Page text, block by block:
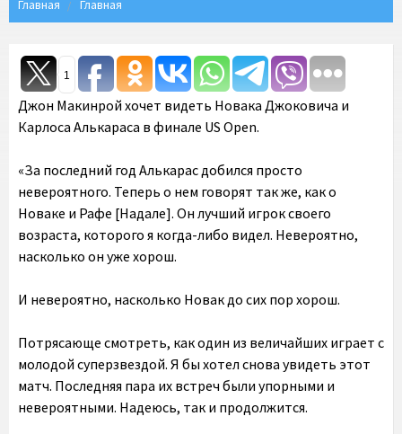
Главная Главная
1
Джон Макинрой хочет видеть Новака Джоковича и
Карлоса Алькараса в финале US Open.
«За последний год Алькарас добился просто
невероятного. Теперь о нем говорят так же, как о
Новаке и Рафе [Надале]. Он лучший игрок своего
возраста, которого я когда-либо видел. Невероятно,
насколько он уже хорош.
И невероятно, насколько Новак до сих пор хорош.
Потрясающе смотреть, как один из величайших играет с
молодой суперзвездой. Я бы хотел снова увидеть этот
матч. Последняя пара их встреч были упорными и
невероятными. Надеюсь, так и продолжится.